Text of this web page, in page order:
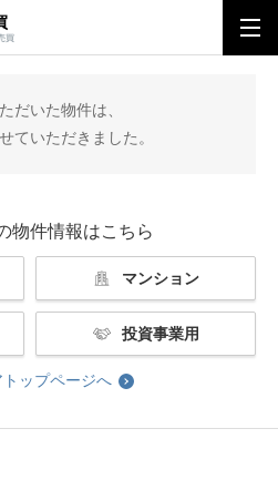
買
アトップ
だいた物件は、
ていただきました。
物件情報はこちら
マンション
投資事業用
ップページへ